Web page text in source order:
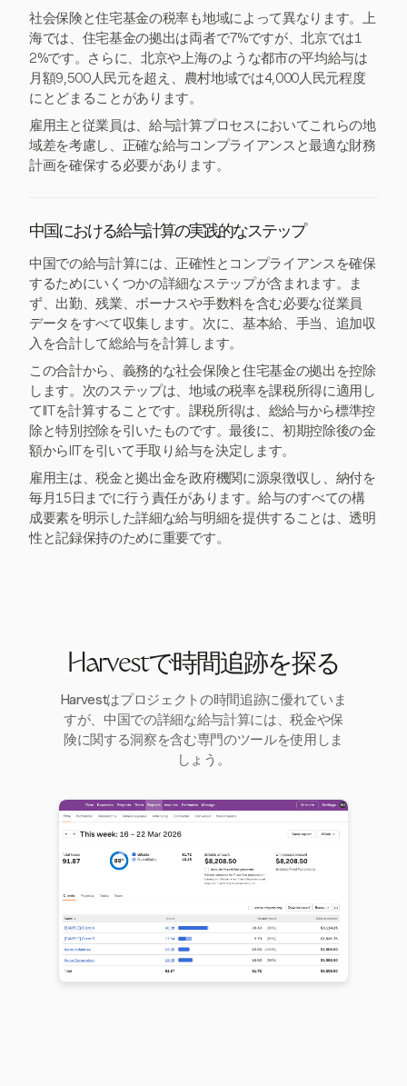
社会保険と住宅基金の税率も地域によって異なります。上
海では、住宅基金の拠出は両者で7%ですが、北京では1
2%です。さらに、北京や上海のような都市の平均給与は
月額9,500人民元を超え、農村地域では4,000人民元程度
にとどまることがあります。
雇用主と従業員は、給与計算プロセスにおいてこれらの地
域差を考慮し、正確な給与コンプライアンスと最適な財務
計画を確保する必要があります。
中国における給与計算の実践的なステップ
中国での給与計算には、正確性とコンプライアンスを確保
するためにいくつかの詳細なステップが含まれます。ま
ず、出勤、残業、ボーナスや手数料を含む必要な従業員
データをすべて収集します。次に、基本給、手当、追加収
入を合計して総給与を計算します。
この合計から、義務的な社会保険と住宅基金の拠出を控除
します。次のステップは、地域の税率を課税所得に適用し
てIITを計算することです。課税所得は、総給与から標準控
除と特別控除を引いたものです。最後に、初期控除後の金
額からIITを引いて手取り給与を決定します。
雇用主は、税金と拠出金を政府機関に源泉徴収し、納付を
毎月15日までに行う責任があります。給与のすべての構
成要素を明示した詳細な給与明細を提供することは、透明
性と記録保持のために重要です。
Harvestで時間追跡を探る
Harvestはプロジェクトの時間追跡に優れていま
すが、中国での詳細な給与計算には、税金や保
険に関する洞察を含む専門のツールを使用しま
しょう。